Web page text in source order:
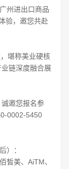
州进出口商品
验，邀您共赴
堪称美业硬核
链深度融合展
邀您报名参
0002-5450
）：
皙美、AiTM、